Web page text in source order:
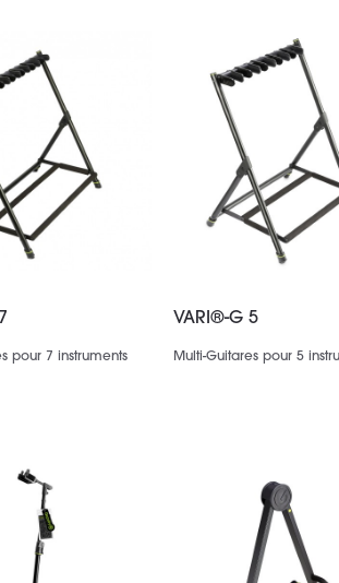
pour 7 instruments
VARI®-G 5
Multi-Guitares pour 5